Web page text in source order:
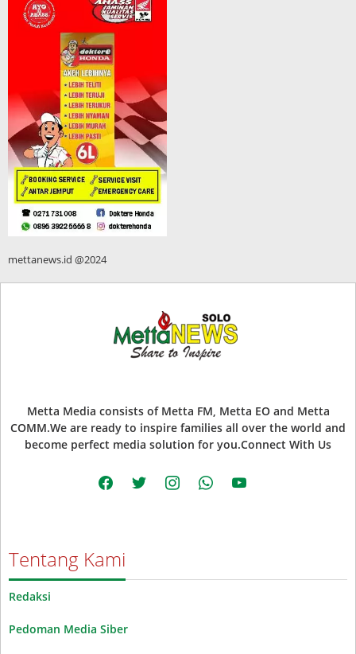
mettanews.id @2024
Metta Media consists of Metta FM, Metta EO and Metta
COMM.We are ready to inspire families all over the world and
become perfect media solution for you.Connect With Us
facebooktwitter instagramwhatsappyoutube
Tentang Kami
Redaksi
Pedoman Media Siber